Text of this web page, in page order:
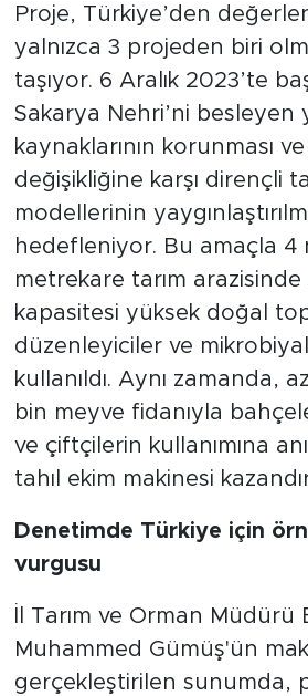
Proje, Türkiye’den
yalnızca 3 projeden biri
taşıyor. 6 Aralık 2023’te
Sakarya Nehri’ni besleyen
kaynaklarının korunması
değişikliğine karşı dirençli
modellerinin
hedefleniyor. Bu amaçla 4
metrekare tarım
kapasitesi yüksek doğal
düzenleyiciler ve
kullanıldı. Aynı zamanda,
bin meyve fidanıyla
ve çiftçilerin kullanımına
tahıl ekim makinesi
Denetimde Türkiye için
vurgusu
İl Tarım ve Orman Müdürü
Muhammed Gümüş'ün
gerçekleştirilen sunumda,